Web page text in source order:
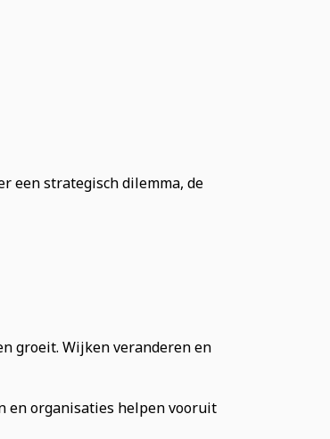
een strategisch dilemma, de
groeit. Wijken veranderen en
en organisaties helpen vooruit